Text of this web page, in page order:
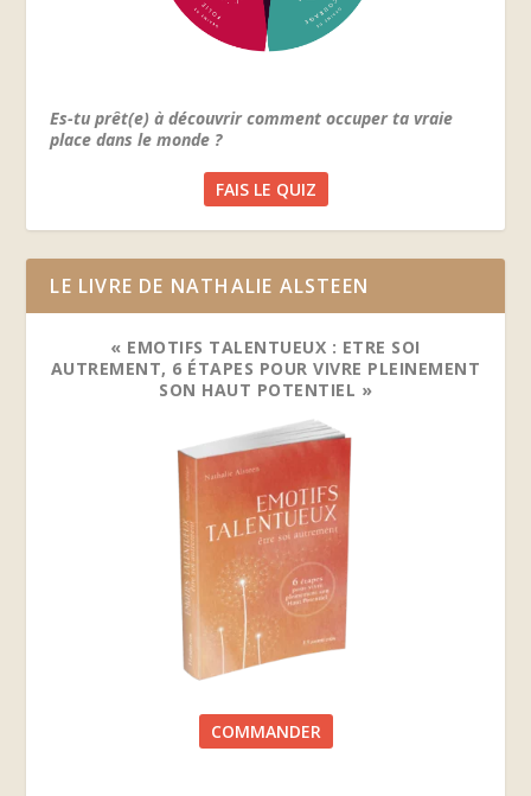
Es-tu prêt(e) à découvrir comment occuper ta vraie
place dans le monde ?
FAIS LE QUIZ
LE LIVRE DE NATHALIE ALSTEEN
« EMOTIFS TALENTUEUX : ETRE SOI
AUTREMENT, 6 ÉTAPES POUR VIVRE PLEINEMENT
SON HAUT POTENTIEL »
COMMANDER